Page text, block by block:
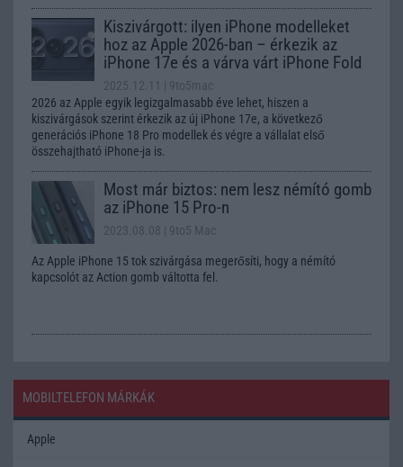
Kiszivárgott: ilyen iPhone modelleket
hoz az Apple 2026-ban – érkezik az
iPhone 17e és a várva várt iPhone Fold
2025.12.11
| 9to5mac
2026 az Apple egyik legizgalmasabb éve lehet, hiszen a
kiszivárgások szerint érkezik az új iPhone 17e, a következő
generációs iPhone 18 Pro modellek és végre a vállalat első
összehajtható iPhone-ja is.
Most már biztos: nem lesz némító gomb
az iPhone 15 Pro-n
2023.08.08 | 9to5 Mac
Az Apple iPhone 15 tok szivárgása megerősíti, hogy a némító
kapcsolót az Action gomb váltotta fel.
MOBILTELEFON MÁRKÁK
Apple